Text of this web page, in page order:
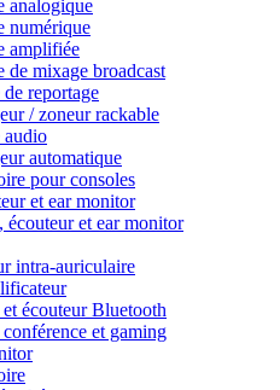
analogique
numérique
amplifiée
de mixage broadcast
reportage
/ zoneur rackable
audio
automatique
pour consoles
et ear monitor
écouteur et ear monitor
intra-auriculaire
et écouteur Bluetooth
conférence et gaming